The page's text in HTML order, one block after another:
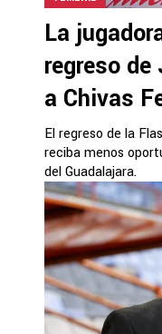
La
regreso
a Chivas
El regreso de la
reciba menos
del Guadalajara.